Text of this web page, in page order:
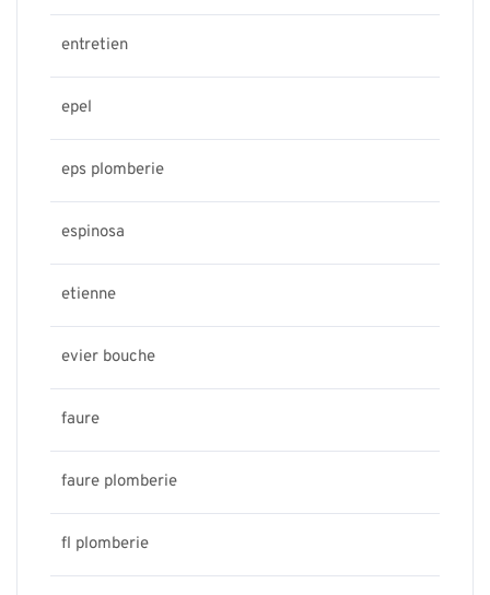
entretien
epel
eps plomberie
espinosa
etienne
evier bouche
faure
faure plomberie
fl plomberie